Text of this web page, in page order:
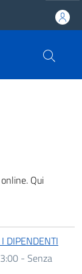
Qui
DIPENDENTI
- Senza